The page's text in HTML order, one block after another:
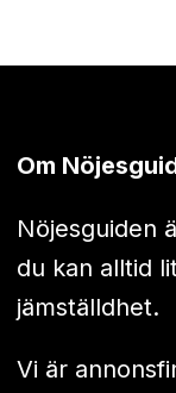
Om
Nöjesguiden
du kan alltid
jämställdhet.
Vi är